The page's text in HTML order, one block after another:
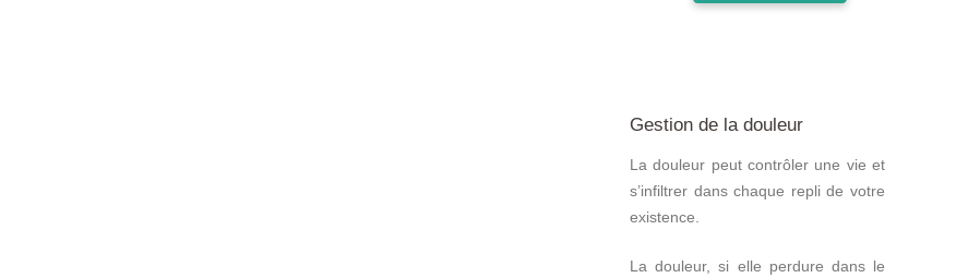
Gestion de la douleur
La douleur peut contrôler une vie et
s’infiltrer dans chaque repli de votre
existence.
La douleur, si elle perdure dans le